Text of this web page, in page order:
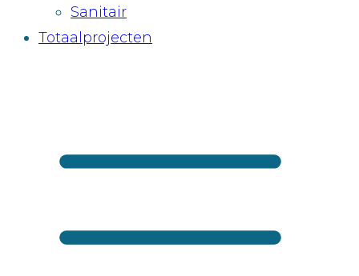
Sanitair
Totaalprojecten